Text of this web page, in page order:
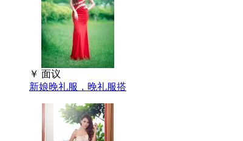
￥ 面议
新娘晚礼服，晚礼服搭